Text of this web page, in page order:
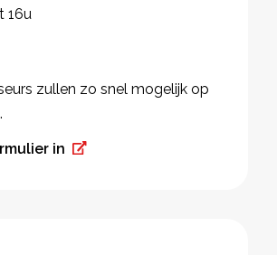
16u
zullen zo snel mogelijk op
in